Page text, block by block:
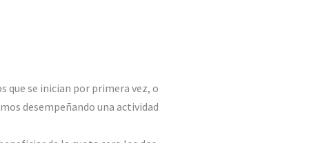
que se inician por primera vez, o
desempeñando una actividad